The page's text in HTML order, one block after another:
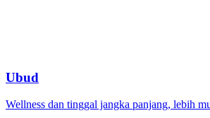
Ubud
Wellness dan tinggal jangka panjang, lebih